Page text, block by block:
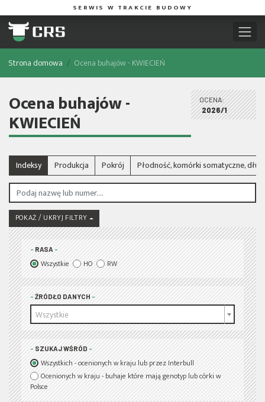
SERWIS W TRAKCIE BUDOWY
Strona domowa Ocena buhajów - KWIECIEŃ
Ocena buhajów -
KWIECIEŃ
OCENA:
2026/1
Indeksy Produkcja Pokrój Płodność, komórki somatyczne,
POKAŻ / UKRYJ FILTRY
RASA
Wszystkie HO RW
ŹRÓDŁO DANYCH
Wszystkie
SZUKAJ WŚRÓD
Wszystkich - ocenionych w kraju lub przez Interbull
Ocenionych w kraju - buhaje które mają genotyp lub córki w
Polsce